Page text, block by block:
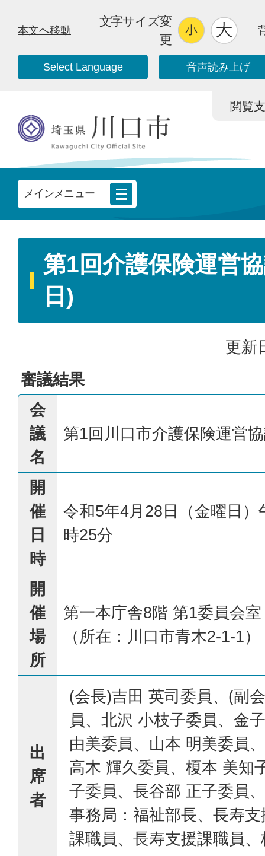
本文へ移動
文字サイズ変
更
Select Language 音声読み上げ
閲覧
メインメニュー
第1回介護保険運営
日)
更新
審議結果
会
議
名
第1回川口市介護保険運営
開
催
日
時
令和5年4月28日（金曜日
時25分
開
催
場
所
第一本庁舎8階 第1委員会室
（所在：川口市青木2-1-1）
出
席
者
(会長)吉田 英司委員、(副
員、北沢 小枝子委員、金
由美委員、山本 明美委員
高木 輝久委員、榎本 美知
子委員、長谷部 正子委員
事務局：福祉部長、長寿
課職員、長寿支援課職員